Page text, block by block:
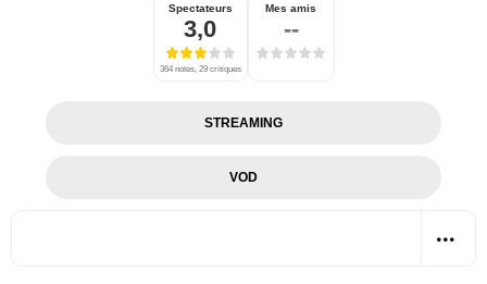
Spectateurs
3,0
364 notes, 29 critiques
Mes amis
--
STREAMING
VOD